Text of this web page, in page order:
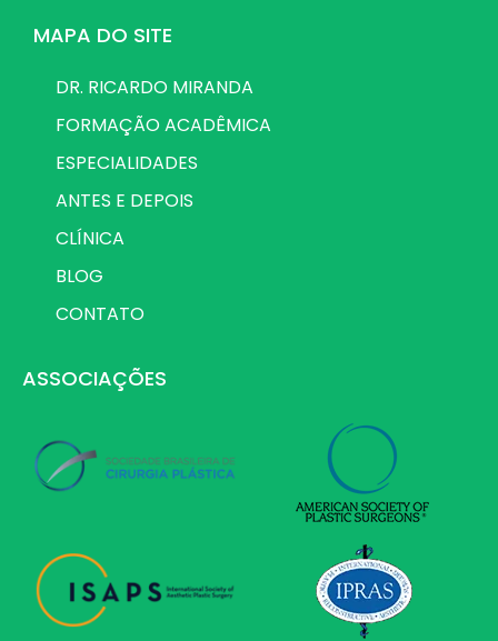
MAPA DO SITE
DR. RICARDO MIRANDA
FORMAÇÃO ACADÊMICA
ESPECIALIDADES
ANTES E DEPOIS
CLÍNICA
BLOG
CONTATO
ASSOCIAÇÕES